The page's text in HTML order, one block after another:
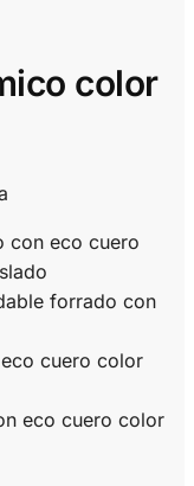
color
con eco cuero
forrado con
cuero color
eco cuero color